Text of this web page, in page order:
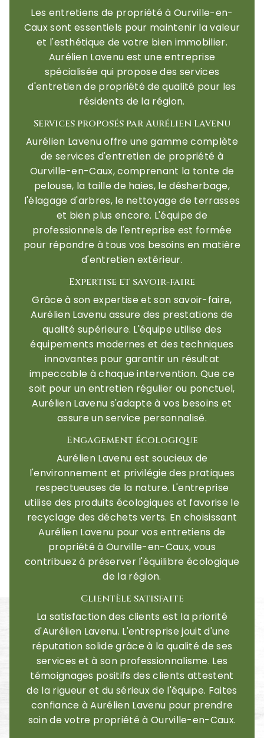
Les entretiens de propriété à Ourville-en-
Caux sont essentiels pour maintenir la valeur
et l'esthétique de votre bien immobilier.
Aurélien Lavenu est une entreprise
spécialisée qui propose des services
d'entretien de propriété de qualité pour les
résidents de la région.
Services proposés par Aurélien Lavenu
Aurélien Lavenu offre une gamme complète
de services d'entretien de propriété à
Ourville-en-Caux, comprenant la tonte de
pelouse, la taille de haies, le désherbage,
l'élagage d'arbres, le nettoyage de terrasses
et bien plus encore. L'équipe de
professionnels de l'entreprise est formée
pour répondre à tous vos besoins en matière
d'entretien extérieur.
Expertise et savoir-faire
Grâce à son expertise et son savoir-faire,
Aurélien Lavenu assure des prestations de
qualité supérieure. L'équipe utilise des
équipements modernes et des techniques
innovantes pour garantir un résultat
impeccable à chaque intervention. Que ce
soit pour un entretien régulier ou ponctuel,
Aurélien Lavenu s'adapte à vos besoins et
assure un service personnalisé.
Engagement écologique
Aurélien Lavenu est soucieux de
l'environnement et privilégie des pratiques
respectueuses de la nature. L'entreprise
utilise des produits écologiques et favorise le
recyclage des déchets verts. En choisissant
Aurélien Lavenu pour vos entretiens de
propriété à Ourville-en-Caux, vous
contribuez à préserver l'équilibre écologique
de la région.
Clientèle satisfaite
La satisfaction des clients est la priorité
d'Aurélien Lavenu. L'entreprise jouit d'une
réputation solide grâce à la qualité de ses
services et à son professionnalisme. Les
témoignages positifs des clients attestent
de la rigueur et du sérieux de l'équipe. Faites
confiance à Aurélien Lavenu pour prendre
soin de votre propriété à Ourville-en-Caux.